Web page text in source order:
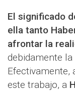
El significado
ella tanto
afrontar la
debidamente
Efectivamente,
este trabajo, a